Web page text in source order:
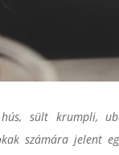
sült krumpli,
számára jelent